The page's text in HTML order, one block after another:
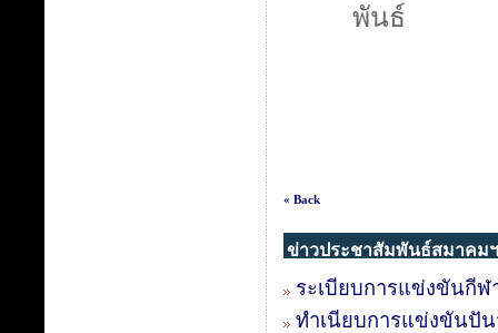
พันธ์
« Back
ข่าวประชาสัมพันธ์สมาคมฯ
ระเบียบการแข่งขันกีฬ
ทำเนียบการแข่งขันปันจั